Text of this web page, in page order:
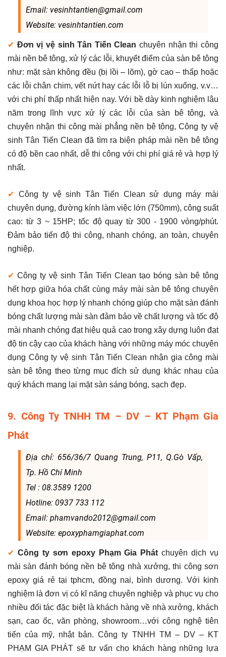
Email: vesinhtantien@gmail.com
Website: vesinhtantien.com
✔ Đơn vị vệ sinh Tân Tiến Clean chuyên nhận thi công
mài nền bê tông, xử lý các lỗi, khuyết điểm của sàn bê tông
như: mặt sàn không đều (bị lồi – lõm), gờ cao – thấp hoặc
các lỗi chân chim, vết nứt hay các lỗi lỗ bị lún xuống, v.v…
với chi phí thấp nhất hiện nay. Với bề dày kinh nghiệm lâu
năm trong lĩnh vực xử lý các lỗi của sàn bê tông, và
chuyên nhận thi công mài phẳng nền bê tông, Công ty vệ
sinh Tân Tiến Clean đã tìm ra biện pháp mài nền bê tông
có độ bền cao nhất, dễ thi công với chi phí giá rẻ và hợp lý
nhất.
✔ Công ty vệ sinh Tân Tiến Clean sử dụng máy mài
chuyên dụng, đường kính làm việc lớn (750mm), công suất
cao: từ 3 ~ 15HP; tốc độ quay từ 300 - 1900 vòng/phút.
Đảm bảo tiến độ thi công, nhanh chóng, an toàn, chuyên
nghiệp.
✔ Công ty vệ sinh Tân Tiến Clean tạo bóng sàn bê tông
hết hợp giữa hóa chất cùng máy mài sàn bê tông chuyên
dụng khoa học hợp lý nhanh chóng giúp cho mặt sàn đánh
bóng chất lượng mài sàn đảm bảo về chất lượng và tốc độ
mài nhanh chóng đạt hiệu quả cao trong xây dựng luôn đạt
độ tin cậy cao của khách hàng với những máy móc chuyên
dụng Công ty vệ sinh Tân Tiến Clean nhận gia công mài
sàn bê tông theo từng mục đích sử dụng khác nhau của
quý khách mang lại mặt sàn sáng bóng, sạch đẹp.
9. Công Ty TNHH TM – DV – KT Phạm Gia
Phát
Địa chỉ: 656/36/7 Quang Trung, P11, Q.Gò Vấp,
Tp. Hồ Chí Minh
Tel : 08.3589 1200
Hotline: 0937 733 112
Email: phamvando2012@gmail.com
Website: epoxyphamgiaphat.com
✔ Công ty sơn epoxy Phạm Gia Phátchuyên dịch vụ
mài sàn đánh bóng nền bê tông nhà xưởng, thi công sơn
epoxy giá rẻ tại tphcm, đồng nai, bình dương. Với kinh
nghiệm là đơn vị có kĩ năng chuyên nghiệp và phục vụ cho
nhiều đối tác đặc biệt là khách hàng về nhà xưởng, khách
sạn, cao ốc, văn phòng, showroom…với công nghệ tiên
tiến của mỹ, nhật bản. Công ty TNHH TM – DV – KT
PHẠM GIA PHÁT sẽ tư vấn cho khách hàng những lựa